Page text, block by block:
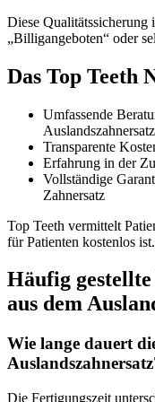
Diese Qualitätssicherung
„Billigangeboten“ oder
Das Top Teeth
Umfassende
Auslandszahnersatz
Transparente
Erfahrung in der
Vollständige
Zahnersatz
Top Teeth vermittelt
für Patienten kostenlos ist.
Häufig
aus dem
Wie lange dauert
Die Fertigungszeit